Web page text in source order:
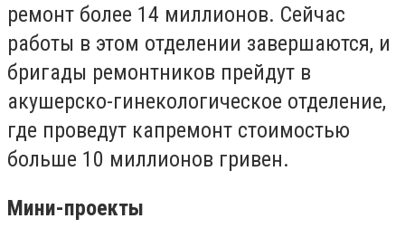
ремонт более 14 миллионов. Сейчас
работы в этом отделении завершаются, и
бригады ремонтников прейдут в
акушерско-гинекологическое отделение,
где проведут капремонт стоимостью
больше 10 миллионов гривен.
Мини-проекты